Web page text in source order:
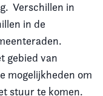
Verschillen in
in de
gebied van
mogelijkheden om
stuur te komen.